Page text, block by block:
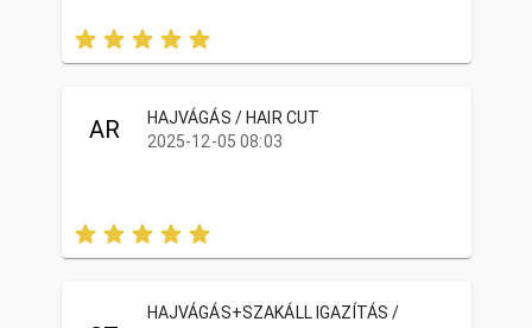
AR
HAJVÁGÁS / HAIR CUT
2025-12-05 08:03
HAJVÁGÁS+SZAKÁLL IGAZÍTÁS /